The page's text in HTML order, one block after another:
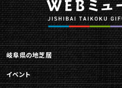
岐阜県の地芝居
イベント